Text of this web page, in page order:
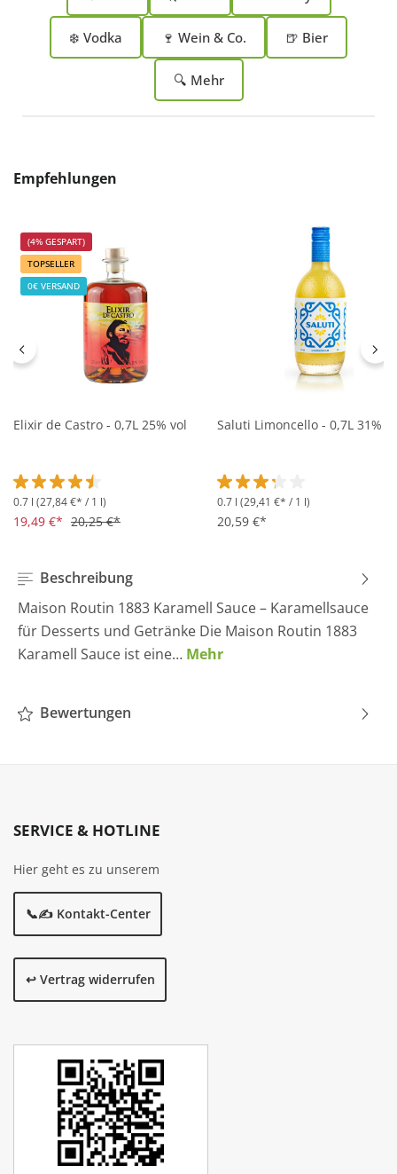
❄️ Vodka 🍷 Wein & Co. 🍺 Bier
🔍 Mehr
Produktgalerie überspringen
Empfehlungen
(4% GESPART)
TOPSELLER
0€ VERSAND
Elixir de Castro - 0,7L 25% vol
Durchschnittliche Bewertung von 4.5 von 5 Sternen
0.7 l (27,84 €* / 1 l)
19,49 €* 20,25 €*
Saluti Limoncello - 0,7L 31%
Durchschnittliche
0.7 l (29,41 €* / 1 l)
20,59 €*
Beschreibung
Maison Routin 1883 Karamell Sauce – Karamellsauce
für Desserts und Getränke Die Maison Routin 1883
Karamell Sauce ist eine… Mehr
Bewertungen
SERVICE & HOTLINE
Hier geht es zu unserem
📞✍️ Kontakt-Center
↩️ Vertrag widerrufen